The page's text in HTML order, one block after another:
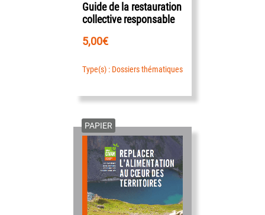
Guide de la restauration
collective responsable
5,00€
Type(s) : Dossiers thématiques
PAPIER